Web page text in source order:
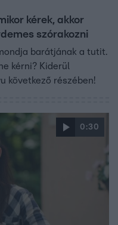
kérek, akkor
szórakozni
barátjának a tutit.
kérni? Kiderül
következő részében!
0:30